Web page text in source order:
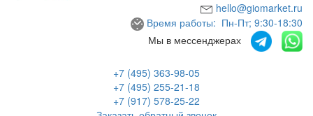
hello@giomarket.ru
Время работы: Пн-Пт; 9:30-18:30
Мы в мессенджерах
+7 (495) 363-98-05
+7 (495) 255-21-18
+7 (917) 578-25-22